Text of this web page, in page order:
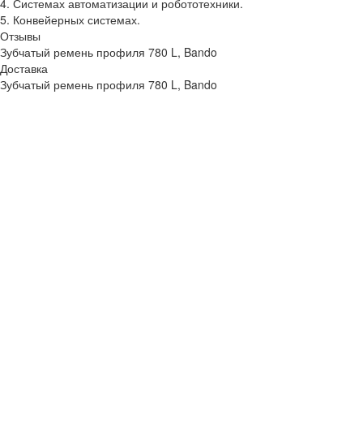
4. Системах автоматизации и робототехники.
5. Конвейерных системах.
Отзывы
Зубчатый ремень профиля 780 L, Bando
Доставка
Зубчатый ремень профиля 780 L, Bando